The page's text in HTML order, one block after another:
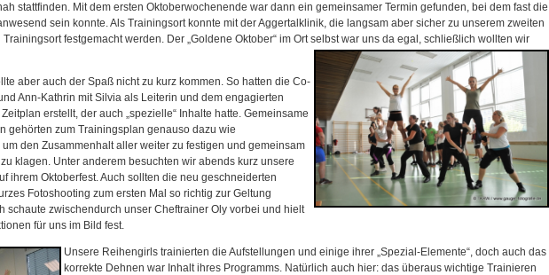
stattfinden. Mit dem ersten Oktoberwochenende war dann ein gemeinsamer Termin gefunden, bei dem fast die
sein konnte. Als Trainingsort konnte mit der Aggertalklinik, die langsam aber sicher zu unserem zweiten
festgemacht werden. Der „Goldene Oktober“ im Ort selbst war uns da egal, schließlich wollten wir
aber auch der Spaß nicht zu kurz kommen. So hatten die Co-
Ann-Kathrin mit Silvia als Leiterin und dem engagierten
erstellt, der auch „spezielle“ Inhalte hatte. Gemeinsame
gehörten zum Trainingsplan genauso dazu wie
den Zusammenhalt aller weiter zu festigen und gemeinsam
klagen. Unter anderem besuchten wir abends kurz unsere
ihrem Oktoberfest. Auch sollten die neu geschneiderten
Fotoshooting zum ersten Mal so richtig zur Geltung
schaute zwischendurch unser Cheftrainer Oly vorbei und hielt
für uns im Bild fest.
Unsere Reihengirls trainierten die Aufstellungen und einige ihrer „Spezial-Elemente“, doch auch das
korrekte Dehnen war Inhalt ihres Programms. Natürlich auch hier: das überaus wichtige Trainieren